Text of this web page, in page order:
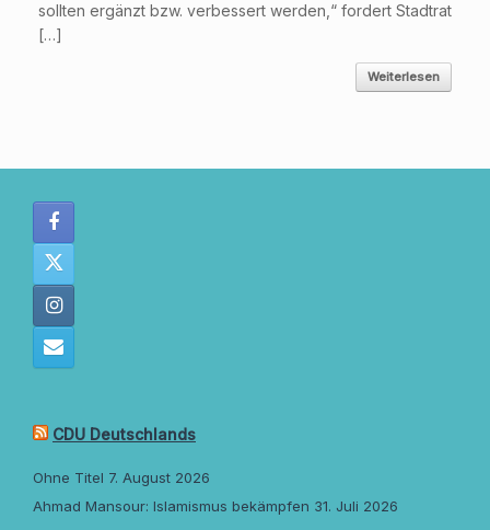
sollten ergänzt bzw. verbessert werden,“ fordert Stadtrat
[…]
Weiterlesen
CDU Deutschlands
Ohne Titel 7. August 2026
Ahmad Mansour: Islamismus bekämpfen 31. Juli 2026